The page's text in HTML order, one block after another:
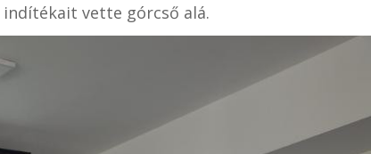
indítékait vette górcső alá.